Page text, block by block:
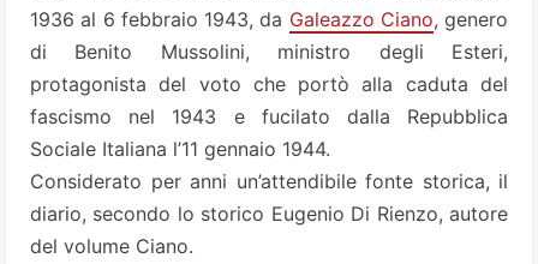
1936 al 6 febbraio 1943, da Galeazzo Ciano, genero
di Benito Mussolini, ministro degli Esteri,
protagonista del voto che portò alla caduta del
fascismo nel 1943 e fucilato dalla Repubblica
Sociale Italiana l’11 gennaio 1944.
Considerato per anni un’attendibile fonte storica, il
diario, secondo lo storico Eugenio Di Rienzo, autore
del volume Ciano.